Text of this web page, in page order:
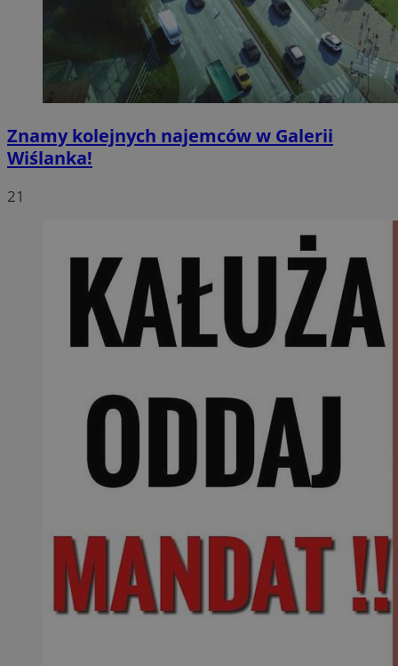
Znamy kolejnych najemców w Galerii
Wiślanka!
21